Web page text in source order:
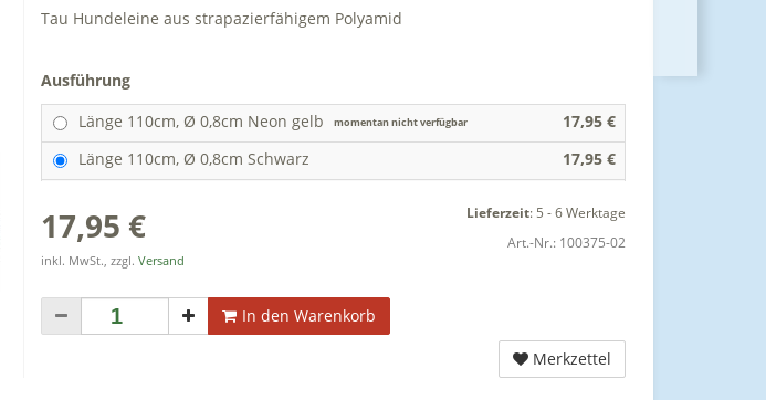
Tau Hundeleine aus strapazierfähigem Polyamid
Ausführung
Länge 110cm, Ø 0,8cm Neon gelb
17,95 €
momentan nicht verfügbar
Länge 110cm, Ø 0,8cm Schwarz 17,95 €
17,95 €
inkl. MwSt., zzgl. Versand
Lieferzeit: 5 - 6 Werktage
Art.-Nr.: 100375-02
In den Warenkorb
Merkzettel